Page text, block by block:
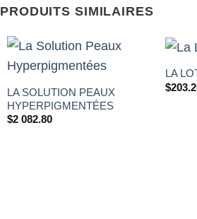
PRODUITS SIMILAIRES
LA SOLUTION PEAUX
HYPERPIGMENTÉES
$2 082.80
LA
$